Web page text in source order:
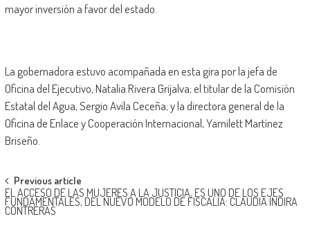
mayor inversión a favor del estado.
La gobernadora estuvo acompañada en esta gira por la jefa de
Oficina del Ejecutivo, Natalia Rivera Grijalva; el titular de la Comisión
Estatal del Agua, Sergio Avila Ceceña; y la directora general de la
Oficina de Enlace y Cooperación Internacional, Yamilett Martínez
Briseño.
Post
navigation
Previous article
EL ACCESO DE LAS MUJERES A LA JUSTICIA, ES UNO DE LOS EJES
FUNDAMENTALES, DEL NUEVO MODELO DE FISCALIA: CLAUDIA INDIRA
CONTRERAS